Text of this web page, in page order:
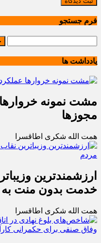
فرم جستجو
یادداشت ها
مشت نمونه
مجوزها
همت الله شکری اطاقسرا
ارزشمندترین
خدمت بدون منت به
همت الله شکری اطاقسرا